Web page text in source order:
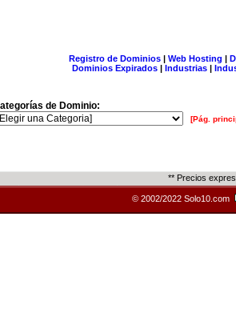
Registro de Dominios| Web Hosting |
Dominios Expirados | Industrias |
de Dominio:
[Pág.
** Precios
© 2002/2022 Solo10.com